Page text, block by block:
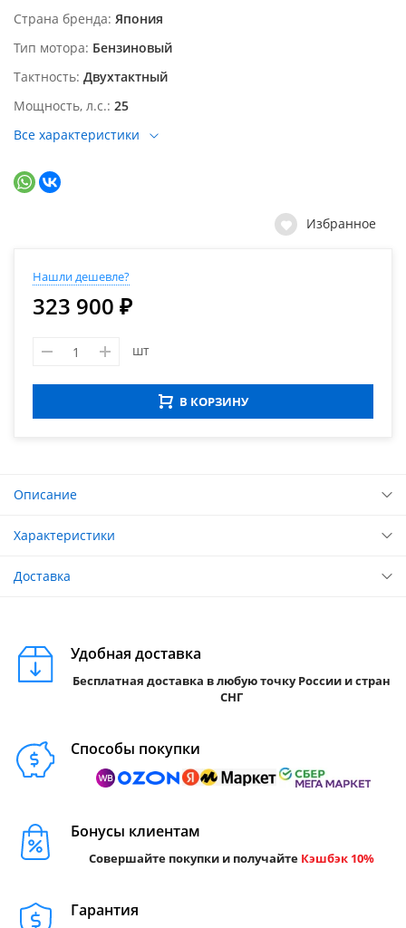
Страна бренда Япония
Тип мотора Бензиновый
Тактность Двухтактный
Мощность, л.с. 25
Все характеристики
Избранное
Нашли дешевле?
323 900 ₽
шт
В КОРЗИНУ
Описание
Характеристики
Доставка
Удобная доставка
Бесплатная доставка в любую точку России и стран
СНГ
Способы покупки
Бонусы клиентам
Совершайте покупки и получайте Кэшбэк 10%
Гарантия